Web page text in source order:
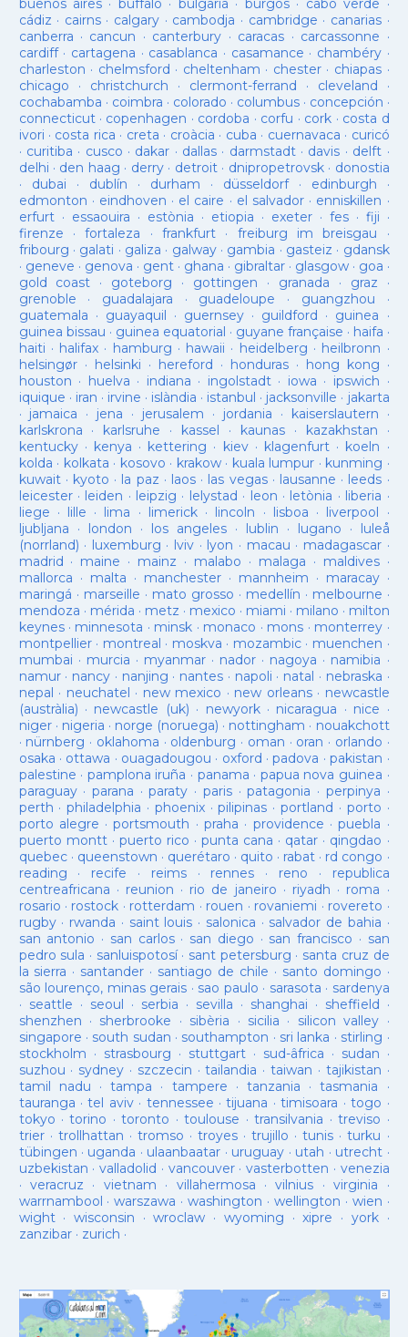
buenos aires· buffalo · bulgaria · burgos· cabo verde ·
cádiz · cairns· calgary · cambodja · cambridge · canarias·
canberra · cancun · canterbury · caracas · carcassonne ·
cardiff· cartagena · casablanca · casamance · chambéry·
charleston · chelmsford · cheltenham · chester· chiapas ·
chicago · christchurch · clermont-ferrand · cleveland ·
cochabamba · coimbra · colorado · columbus· concepción ·
connecticut· copenhagen · cordoba · corfu · cork · costa d
ivori · costa rica · creta · croàcia · cuba · cuernavaca · curicó
· curitiba · cusco · dakar · dallas · darmstadt· davis · delft ·
delhi · den haag · derry· detroit· dnipropetrovsk· donostia
· dubai · dublín · durham · düsseldorf· edinburgh ·
edmonton · eindhoven · el caire · el salvador · enniskillen ·
erfurt· essaouira · estònia · etiopia · exeter· fes· fiji ·
firenze ·fortaleza · frankfurt· freiburg im breisgau ·
fribourg · galati · galiza · galway· gambia · gasteiz · gdansk
· geneve · genova · gent· ghana · gibraltar· glasgow· goa ·
gold coast · goteborg · gottingen · granada · graz ·
grenoble · guadalajara · guadeloupe · guangzhou ·
guatemala · guayaquil · guernsey· guildford · guinea ·
guinea bissau · guinea equatorial · guyane française · haifa ·
haiti · halifax · hamburg · hawaii · heidelberg · heilbronn ·
helsingør· helsinki · hereford · honduras· hong kong ·
houston · huelva · indiana · ingolstadt· iowa · ipswich ·
iquique · iran · irvine · islàndia · istanbul · jacksonville · jakarta
· jamaica · jena · jerusalem · jordania · kaiserslautern ·
karlskrona · karlsruhe · kassel · kaunas· kazakhstan ·
kentucky· kenya · kettering · kiev· klagenfurt · koeln ·
kolda · kolkata · kosovo · krakow· kuala lumpur · kunming ·
kuwait· kyoto · la paz · laos· las vegas· lausanne · leeds ·
leicester· leiden · leipzig · lelystad · leon · letònia · liberia ·
liege · lille · lima · limerick· lincoln · lisboa · liverpool ·
ljubljana · london · los angeles· lublin · lugano · luleå
(norrland) · luxemburg · lviv · lyon · macau · madagascar·
madrid · maine · mainz · malabo · malaga · maldives·
mallorca · malta · manchester· mannheim · maracay·
maringá · marseille · mato grosso · medellín · melbourne ·
mendoza · mérida · metz · mexico · miami · milano · milton
keynes· minnesota · minsk · monaco · mons · monterrey ·
montpellier· montreal · moskva · mozambic· muenchen ·
mumbai · murcia · myanmar· nador · nagoya · namibia ·
namur· nancy · nanjing · nantes · napoli · natal · nebraska ·
nepal · neuchatel · new mexico · new orleans· newcastle
(austràlia) · newcastle (uk) · newyork· nicaragua · nice ·
niger· nigeria · norge (noruega) · nottingham · nouakchott
· nürnberg · oklahoma · oldenburg · oman · oran · orlando ·
osaka · ottawa · ouagadougou · oxford ·padova ·pakistan ·
palestine · pamplona iruña · panama · papua nova guinea ·
paraguay· parana ·paraty · paris·patagonia · perpinya ·
perth ·philadelphia · phoenix·pilipinas ·portland · porto ·
porto alegre ·portsmouth ·praha · providence ·puebla ·
puerto montt· puerto rico ·punta cana · qatar · qingdao ·
quebec· queenstown · querétaro · quito · rabat · rd congo ·
reading · recife · reims· rennes · reno · republica
centreafricana · reunion · rio de janeiro · riyadh · roma ·
rosario · rostock · rotterdam · rouen · rovaniemi · rovereto ·
rugby· rwanda · saint louis · salonica · salvador de bahia ·
san antonio · san carlos· san diego · san francisco · san
pedro sula · sanluispotosí· sant petersburg · santa cruz de
la sierra · santander · santiago de chile · santo domingo ·
são lourenço, minas gerais · sao paulo · sarasota · sardenya
· seattle · seoul · serbia · sevilla · shanghai · sheffield ·
shenzhen · sherbrooke · sibèria · sicilia · silicon valley ·
singapore · south sudan · southampton · sri lanka · stirling ·
stockholm · strasbourg · stuttgart· sud-âfrica · sudan ·
suzhou · sydney · szczecin ·tailandia ·taiwan · tajikistan ·
tamil nadu ·tampa · tampere · tanzania ·tasmania ·
tauranga ·tel aviv· tennessee ·tijuana ·timisoara ·togo ·
tokyo ·torino ·toronto ·toulouse ·transilvania ·treviso ·
trier· trollhattan · tromso · troyes·trujillo ·tunis ·turku ·
tübingen · uganda · ulaanbaatar · uruguay · utah · utrecht ·
uzbekistan · valladolid · vancouver· vasterbotten · venezia
· veracruz · vietnam · villahermosa ·vilnius ·virginia ·
warrnambool ·warszawa ·washington · wellington · wien ·
wight· wisconsin ·wroclaw · wyoming ·xipre · york·
zanzibar· zurich ·